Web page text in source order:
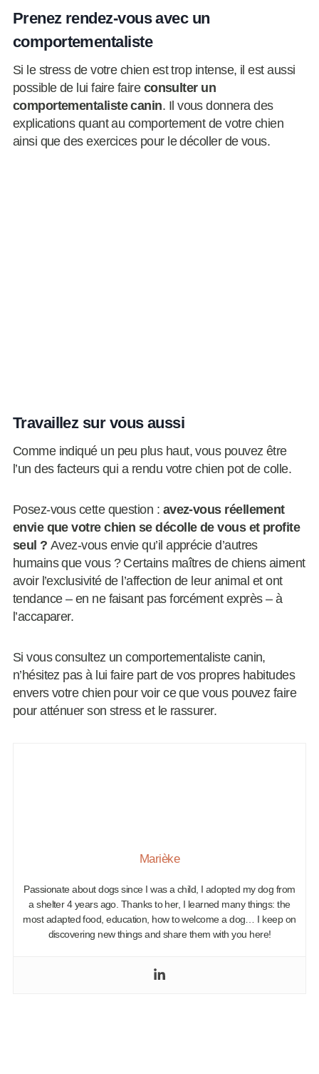
Prenez rendez-vous avec un
comportementaliste
Si le stress de votre chien est trop intense, il est aussi
possible de lui faire faire consulter un
comportementaliste canin. Il vous donnera des
explications quant au comportement de votre chien
ainsi que des exercices pour le décoller de vous.
Travaillez sur vous aussi
Comme indiqué un peu plus haut, vous pouvez être
l’un des facteurs qui a rendu votre chien pot de colle.
Posez-vous cette question : avez-vous réellement
envie que votre chien se décolle de vous et profite
seul ? Avez-vous envie qu’il apprécie d’autres
humains que vous ? Certains maîtres de chiens aiment
avoir l’exclusivité de l’affection de leur animal et ont
tendance – en ne faisant pas forcément exprès – à
l’accaparer.
Si vous consultez un comportementaliste canin,
n’hésitez pas à lui faire part de vos propres habitudes
envers votre chien pour voir ce que vous pouvez faire
pour atténuer son stress et le rassurer.
Marièke
Passionate about dogs since I was a child, I adopted my dog from
a shelter 4 years ago. Thanks to her, I learned many things: the
most adapted food, education, how to welcome a dog… I keep on
discovering new things and share them with you here!